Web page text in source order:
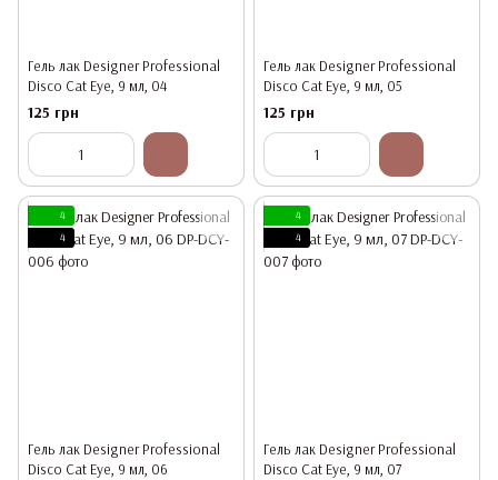
Гель лак Designer Professional
Disco Cat Eye, 9 мл, 04
125 грн
Гель лак Designer Professional
Disco Cat Eye, 9 мл, 05
125 грн
4
4
Гель лак Designer Professional
Disco Cat Eye, 9 мл, 06
4
4
Гель лак Designer Professional
Disco Cat Eye, 9 мл, 07